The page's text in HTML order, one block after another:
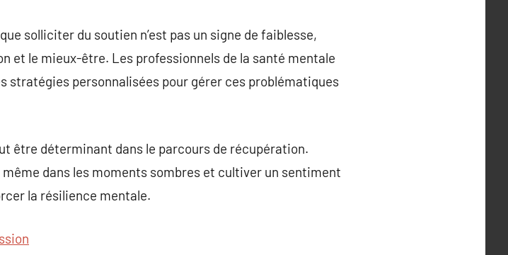
solliciter du soutien n’est pas un signe de faiblesse,
et le mieux-être. Les professionnels de la santé mentale
personnalisées pour gérer ces problématiques
être déterminant dans le parcours de récupération.
dans les moments sombres et cultiver un sentiment
la résilience mentale.